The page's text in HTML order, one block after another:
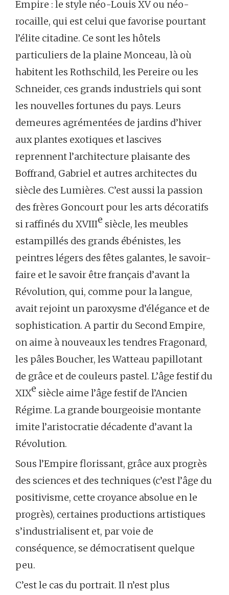
Empire : le style néo-Louis XV ou néo-
rocaille, qui est celui que favorise pourtant
l’élite citadine. Ce sont les hôtels
particuliers de la plaine Monceau, là où
habitent les Rothschild, les Pereire ou les
Schneider, ces grands industriels qui sont
les nouvelles fortunes du pays. Leurs
demeures agrémentées de jardins d’hiver
aux plantes exotiques et lascives
reprennent l’architecture plaisante des
Boffrand, Gabriel et autres architectes du
siècle des Lumières. C’est aussi la passion
des frères Goncourt pour les arts décoratifs
si raffinés du XVIIIe siècle, les meubles
estampillés des grands ébénistes, les
peintres légers des fêtes galantes, le savoir-
faire et le savoir être français d’avant la
Révolution, qui, comme pour la langue,
avait rejoint un paroxysme d’élégance et de
sophistication. A partir du Second Empire,
on aime à nouveaux les tendres Fragonard,
les pâles Boucher, les Watteau papillotant
de grâce et de couleurs pastel. L’âge festif du
XIXe siècle aime l’âge festif de l’Ancien
Régime. La grande bourgeoisie montante
imite l’aristocratie décadente d’avant la
Révolution.
Sous l’Empire florissant, grâce aux progrès
des sciences et des techniques (c’est l’âge du
positivisme, cette croyance absolue en le
progrès), certaines productions artistiques
s’industrialisent et, par voie de
conséquence, se démocratisent quelque
peu.
C’est le cas du portrait. Il n’est plus